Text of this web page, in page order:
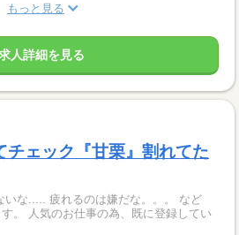
もっと見る
人詳細を見る
ェック『甘栗』割れてた
してい